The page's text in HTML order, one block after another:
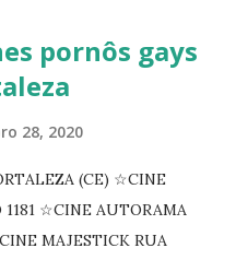
pornôs gays
28, 2020
(CE) ☆CINE
1181 ☆CINE AUTORAMA
MAJESTICK RUA